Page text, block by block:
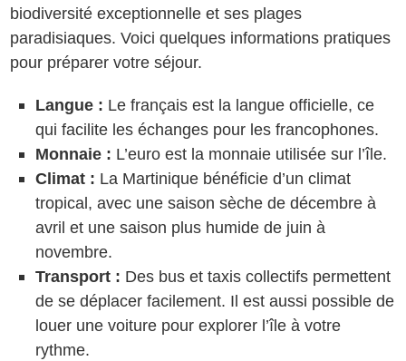
biodiversité exceptionnelle et ses plages
paradisiaques. Voici quelques informations pratiques
pour préparer votre séjour.
Langue : Le français est la langue officielle, ce
qui facilite les échanges pour les francophones.
Monnaie : L’euro est la monnaie utilisée sur l’île.
Climat : La Martinique bénéficie d’un climat
tropical, avec une saison sèche de décembre à
avril et une saison plus humide de juin à
novembre.
Transport : Des bus et taxis collectifs permettent
de se déplacer facilement. Il est aussi possible de
louer une voiture pour explorer l’île à votre
rythme.